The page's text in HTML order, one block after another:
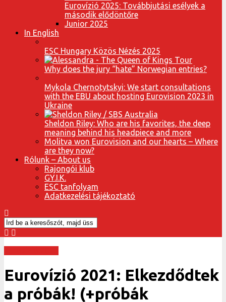
Eurovízió 2025: Továbbjutási esélyek a
második elődöntőre
Junior 2025
In English
ESC Hungary Közös Nézés 2025
Why does the jury “hate” Norwegian entries?
Mykola Chernotytskyi: We start consultations
with the EBU about hosting Eurovision 2023 in
Ukraine
Sheldon Riley: Who are his favorites, the deep
meaning behind his headpiece and more
Molitva won Eurovision and our hearts – Where
are they now?
Rólunk – About us
Rajongói klub
GY.I.K.
ESC tanfolyam
Adatkezelési tájékoztató
Eurovízió 2021: Elkezdődtek
a próbák! (+próbák